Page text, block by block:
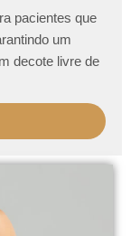
pacientes que
um
decote livre de